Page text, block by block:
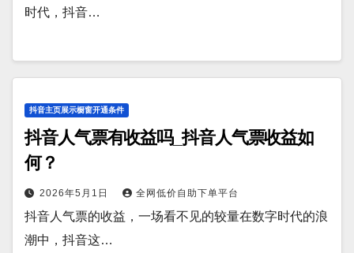
时代，抖音…
抖音主页展示橱窗开通条件
抖音人气票有收益吗_抖音人气票收益如
何？
2026年5月1日 全网低价自助下单平台
抖音人气票的收益，一场看不见的较量在数字时代的浪
潮中，抖音这…